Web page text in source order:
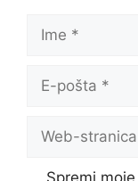
Ime
pošta
Web-